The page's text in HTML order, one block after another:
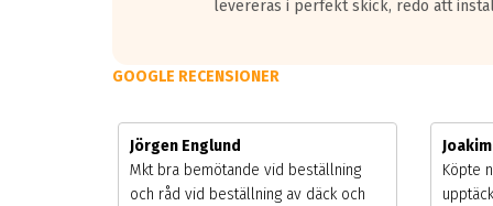
levereras i perfekt skick, redo att
GOOGLE RECENSIONER
Jörgen Englund
Mkt bra bemötande vid beställning
och råd vid beställning av däck och
Köpte